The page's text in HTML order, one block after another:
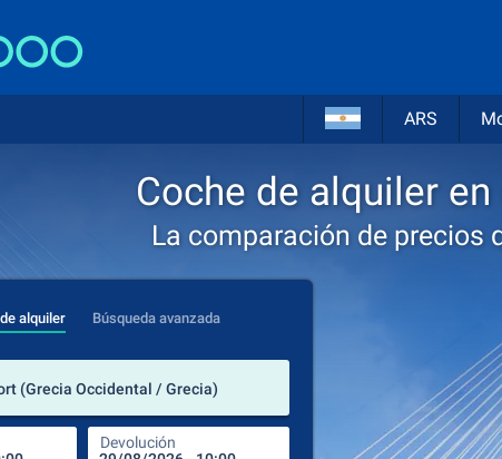
ARS
Coche de alquiler
La comparación de precios
alquiler Búsqueda avanzada
(Grecia Occidental / Grecia)
Devolución Lugar de devolución